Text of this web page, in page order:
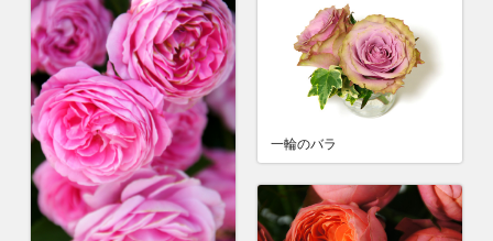
一輪のバラ